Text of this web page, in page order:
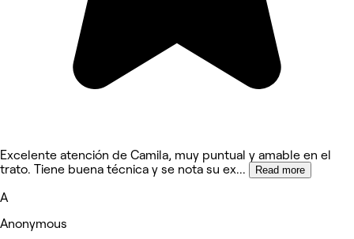
Excelente atención de Camila, muy puntual y amable en el
trato. Tiene buena técnica y se nota su ex... Read more
A
Anonymous